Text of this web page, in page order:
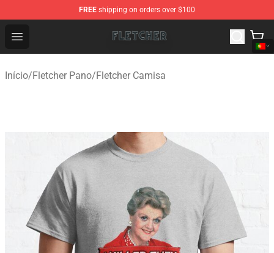
FREE shipping on orders over $100
Open menu
Fletcher Store - Official Fletcher Merchandise Shop
Início/Fletcher Pano/Fletcher Camisa